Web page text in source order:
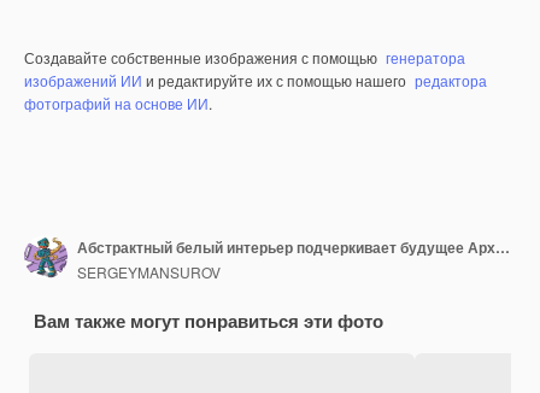
Создавайте собственные изображения с помощью генератора
изображений ИИ и редактируйте их с помощью нашего редактора
фотографий на основе ИИ.
Абстрактный белый интерьер подчеркивает будущее Архитектурный фон 3D-иллюстрация и рендеринг
SERGEYMANSUROV
Вам также могут понравиться эти фото